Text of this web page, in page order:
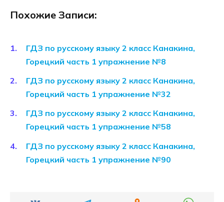
Похожие Записи:
ГДЗ по русскому языку 2 класс Канакина,
Горецкий часть 1 упражнение №8
ГДЗ по русскому языку 2 класс Канакина,
Горецкий часть 1 упражнение №32
ГДЗ по русскому языку 2 класс Канакина,
Горецкий часть 1 упражнение №58
ГДЗ по русскому языку 2 класс Канакина,
Горецкий часть 1 упражнение №90